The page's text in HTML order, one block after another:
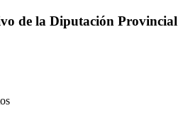
de la Diputación Provincial